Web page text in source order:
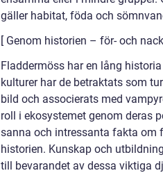
gäller habitat, föda och
[ Genom historien – för- och
Fladdermöss har en lång
kulturer har de betraktats som
bild och associerats med
roll i ekosystemet genom deras
sanna och intressanta fakta om
historien. Kunskap och
till bevarandet av dessa viktiga